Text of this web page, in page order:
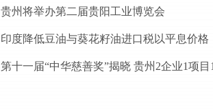
贵州将举办第二届贵阳工业博览会
印度降低豆油与葵花籽油进口税以平息价格
第十一届“中华慈善奖”揭晓 贵州2企业1项目